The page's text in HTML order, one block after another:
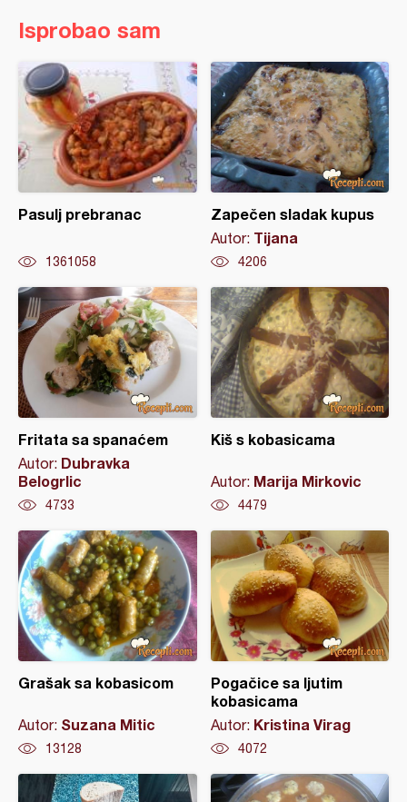
Isprobao sam
Pasulj prebranac
1361058
Zapečen sladak kupus
Autor: Tijana
4206
Fritata sa spanaćem
Autor: Dubravka
Belogrlic
4733
Kiš s kobasicama
Autor: Marija Mirkovic
4479
Grašak sa kobasicom
Autor: Suzana Mitic
13128
Pogačice sa ljutim
kobasicama
Autor: Kristina Virag
4072